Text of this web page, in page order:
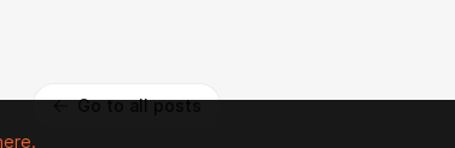
Go to all posts